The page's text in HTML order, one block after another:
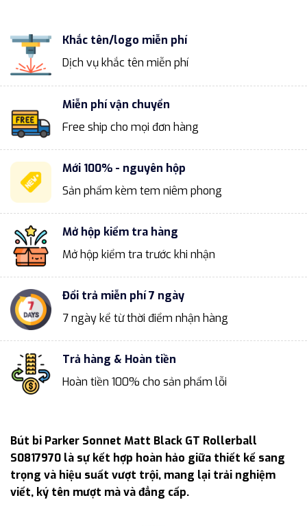
Khắc tên/logo miễn phí
Dịch vụ khắc tên miễn phí
Miễn phí vận chuyển
Free ship cho mọi đơn hàng
Mới 100% - nguyên hộp
Sản phẩm kèm tem niêm phong
Mở hộp kiểm tra hàng
Mở hộp kiểm tra trước khi nhận
Đổi trả miễn phí 7 ngày
7 ngày kể từ thời điểm nhận hàng
Trả hàng & Hoàn tiền
Hoàn tiền 100% cho sản phẩm lỗi
Bút bi Parker Sonnet Matt Black GT Rollerball
S0817970 là sự kết hợp hoàn hảo giữa thiết kế sang
trọng và hiệu suất vượt trội, mang lại trải nghiệm
viết, ký tên mượt mà và đẳng cấp.